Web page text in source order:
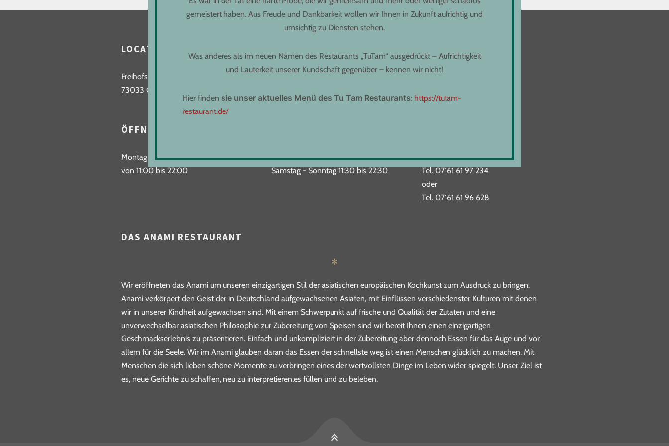
LOCATION
Freihofstraße 9
73033 Göppingen
ÖFFNUNGSZEITEN
Montag bis Donnerstag
von 11:00 bis 22:00
Freitag von 11:30 bis 23:00
Samstag - Sonntag 11:30 bis 22:30
Infos unter:
Tel. 07161 61 97 234
oder
Tel. 07161 61 96 628
DAS ANAMI RESTAURANT
✻
Wir eröffneten das Anami um unseren einzigartigen Stil der asiatischen europäischen Kochkunst zum Ausdruck zu bringen.
Anami verkörpert den Geist der in Deutschland aufgewachsenen Asiaten, mit Einflüssen verschiedenster Kulturen mit denen
wir in unserer Kindheit aufgewachsen sind. Mit einem Schwerpunkt auf frische und Qualität der Zutaten und eine
unverwechselbar asiatischen Philosophie zur Zubereitung von Speisen sind wir bereit Ihnen einen einzigartigen
Geschmackserlebnis zu präsentieren. Einfach und unkompliziert in der Zubereitung aber dennoch Essen für das Auge und vor
allem für die Seele. Wir im Anami glauben daran das Essen der schnellste weg ist einen Menschen glücklich zu machen. Mit
Menschen die sich lieben schöne Momente zu verbringen eines der wertvollsten Dinge im Leben wider spiegelt. Unser Ziel ist
es, neue Gerichte zu schaffen, neu zu interpretieren,es füllen und zu beleben.
gemeistert haben. Aus Freude und Dankbarkeit wollen wir Ihnen in Zukunft aufrichtig und
umsichtig zu Diensten stehen.
Was anderes als im neuen Namen des Restaurants „TuTam“ ausgedrückt – Aufrichtigkeit
und Lauterkeit unserer Kundschaft gegenüber – kennen wir nicht!
Hier finden sie unser aktuelles Menü des Tu Tam Restaurants: https://tutam-
restaurant.de/